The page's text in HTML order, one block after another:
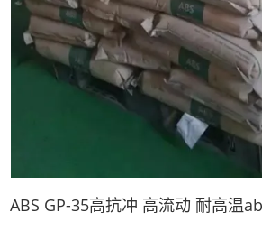
ABS GP-35高抗冲 高流动 耐高温